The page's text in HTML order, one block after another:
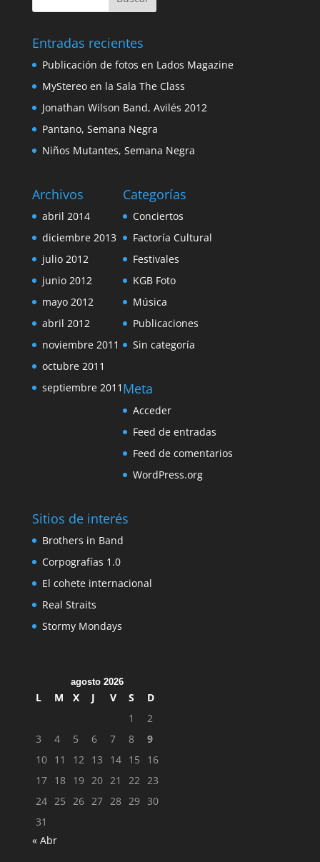
Entradas recientes
Publicación de fotos en Lados Magazine
MyStereo en la Sala The Class
Jonathan Wilson Band, Avilés 2012
Pantano, Semana Negra
Niños Mutantes, Semana Negra
Archivos
abril 2014
diciembre 2013
julio 2012
junio 2012
mayo 2012
abril 2012
noviembre 2011
octubre 2011
septiembre 2011
Categorías
Conciertos
Factoría Cultural
Festivales
KGB Foto
Música
Publicaciones
Sin categoría
Meta
Acceder
Feed de entradas
Feed de comentarios
WordPress.org
Sitios de interés
Brothers in Band
Corpografías 1.0
El cohete internacional
Real Straits
Stormy Mondays
agosto 2026
L M X J V S
D
1
2
3
4 5 6 7 8
9
10 11 12 13 14 15
16
17 18 19 20 21 22
23
24 25 26 27 28 29 30
31
« Abr